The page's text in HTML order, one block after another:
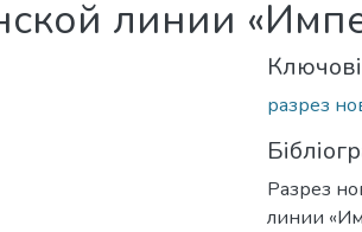
линии
разрез
Разрез
линии